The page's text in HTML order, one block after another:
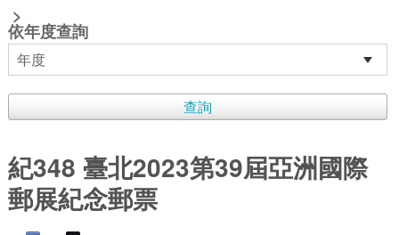
>
依年度查詢
紀348 臺北2023第39屆亞洲國際
郵展紀念郵票